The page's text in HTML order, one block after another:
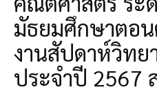
มัธยมศึกษาตอน
งานสัปดาห์วิทย
ประจำปี 2567